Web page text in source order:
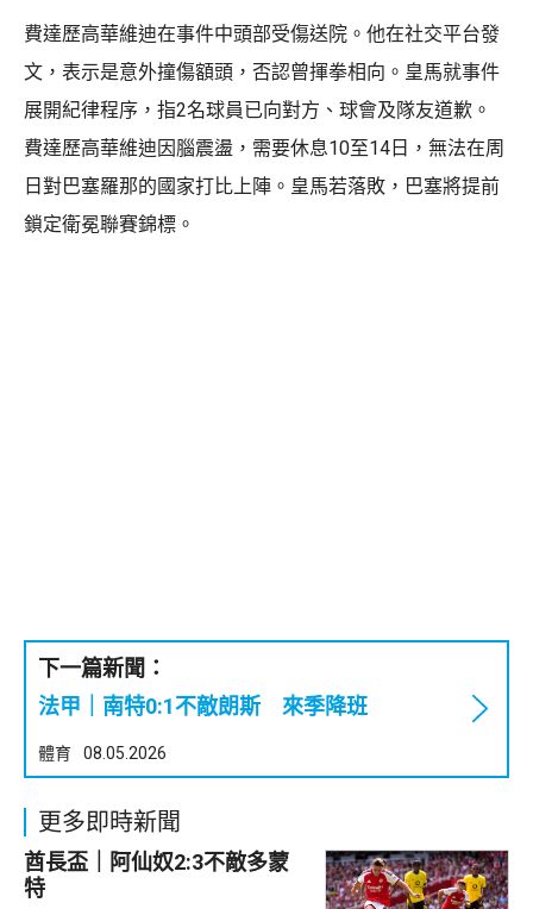
費達歷高華維迪在事件中頭部受傷送院。他在社交平台發
文，表示是意外撞傷額頭，否認曾揮拳相向。皇馬就事件
展開紀律程序，指2名球員已向對方、球會及隊友道歉。
費達歷高華維迪因腦震盪，需要休息10至14日，無法在周
日對巴塞羅那的國家打比上陣。皇馬若落敗，巴塞將提前
鎖定衛冕聯賽錦標。
下一篇新聞：
法甲｜南特0:1不敵朗斯 來季降班
體育 08.05.2026
更多即時新聞
酋長盃｜阿仙奴2:3不敵多蒙
特